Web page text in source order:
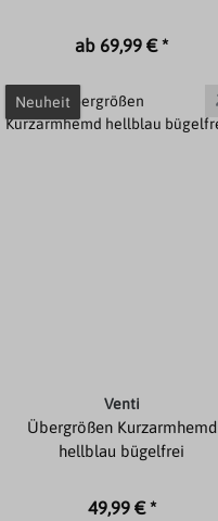
ab 69,99 € *
Neuheit
Venti
Übergrößen Kurzarmhemd
hellblau bügelfrei
49,99 € *